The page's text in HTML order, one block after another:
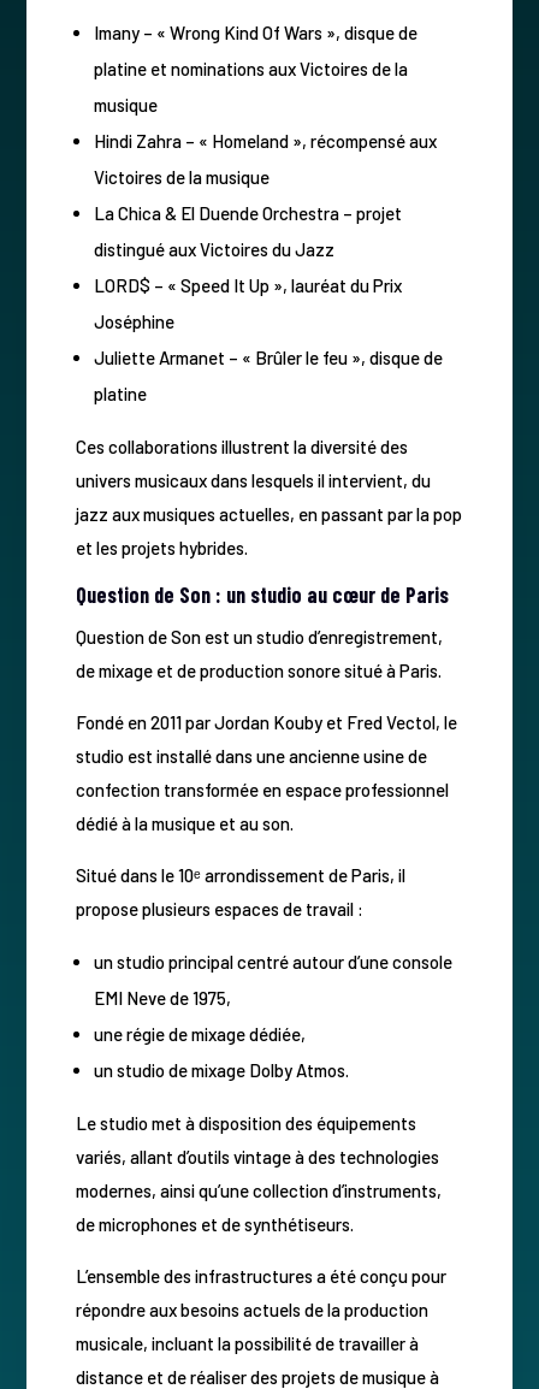
Imany – « Wrong Kind Of Wars », disque de
platine et nominations aux Victoires de la
musique
Hindi Zahra – « Homeland », récompensé aux
Victoires de la musique
La Chica & El Duende Orchestra – projet
distingué aux Victoires du Jazz
LORD$ – « Speed It Up », lauréat du Prix
Joséphine
Juliette Armanet – « Brûler le feu », disque de
platine
Ces collaborations illustrent la diversité des
univers musicaux dans lesquels il intervient, du
jazz aux musiques actuelles, en passant par la pop
et les projets hybrides.
Question de Son : un studio au cœur de Paris
Question de Son est un studio d’enregistrement,
de mixage et de production sonore situé à Paris.
Fondé en 2011 par Jordan Kouby et Fred Vectol, le
studio est installé dans une ancienne usine de
confection transformée en espace professionnel
dédié à la musique et au son.
Situé dans le 10ᵉ arrondissement de Paris, il
propose plusieurs espaces de travail :
un studio principal centré autour d’une console
EMI Neve de 1975,
une régie de mixage dédiée,
un studio de mixage Dolby Atmos.
Le studio met à disposition des équipements
variés, allant d’outils vintage à des technologies
modernes, ainsi qu’une collection d’instruments,
de microphones et de synthétiseurs.
L’ensemble des infrastructures a été conçu pour
répondre aux besoins actuels de la production
musicale, incluant la possibilité de travailler à
distance et de réaliser des projets de musique à